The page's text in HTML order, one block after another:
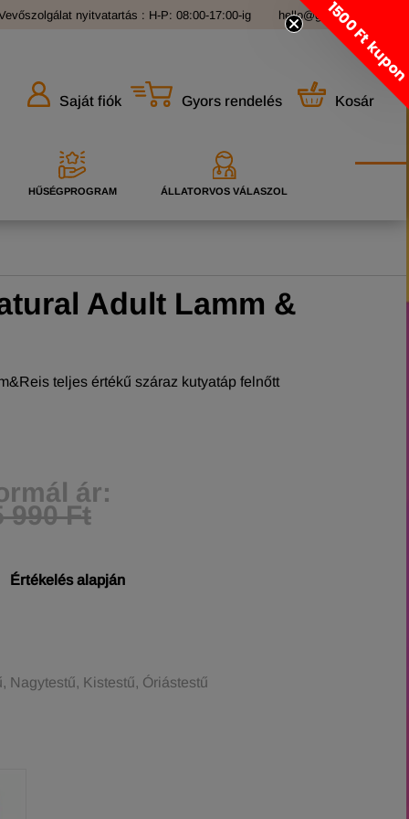
nyitvatartás : H-P: 08:00-17:00-ig hello@grandopet.hu
Saját fiók Gyors rendelés Kosár
HŰSÉGPROGRAM ÁLLATORVOS VÁLASZOL
Adult Lamm &
teljes értékű száraz kutyatáp felnőtt
ár:
990 Ft
Értékelés alapján
Nagytestű, Kistestű, Óriástestű
1500 Ft